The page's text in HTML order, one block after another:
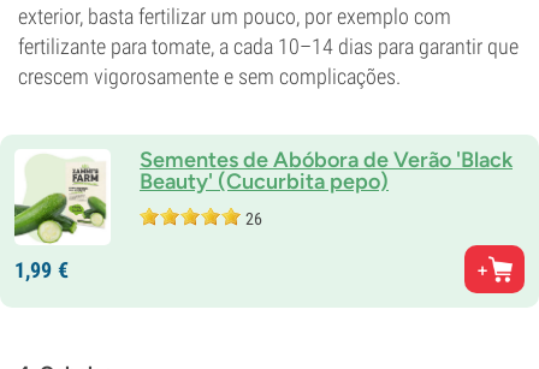
exterior, basta fertilizar um pouco, por exemplo com
fertilizante para tomate, a cada 10–14 dias para garantir que
crescem vigorosamente e sem complicações.
Sementes de Abóbora de Verão 'Black
Beauty' (Cucurbita pepo)
26
1,99 €